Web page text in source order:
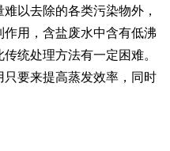
难以去除的各类污染物外，
用，含盐废水中含有低沸
统处理方法有一定困难。
只要来提高蒸发效率，同时